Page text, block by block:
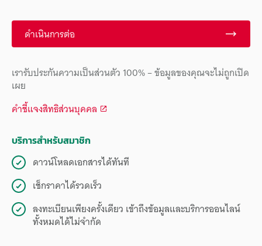
ดำเนินการต่อ
เรารับประกันความเป็นส่วนตัว 100% – ข้อมูลของคุณจะไม่ถูกเปิด
เผย
คำชี้แจงสิทธิส่วนบุคคล
บริการสำหรับสมาชิก
ดาวน์โหลดเอกสารได้ทันที
เช็กราคาได้รวดเร็ว
ลงทะเบียนเพียงครั้งเดียว เข้าถึงข้อมูลและบริการออนไลน์
ทั้งหมดได้ไม่จำกัด